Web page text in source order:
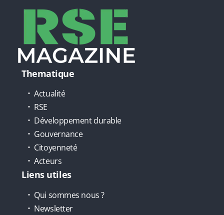
Thematique
Actualité
RSE
Développement durable
Gouvernance
Citoyenneté
Acteurs
Liens utiles
Qui sommes nous ?
Newsletter